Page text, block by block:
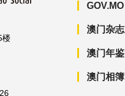
楼
GOV.MO
澳门杂志
澳门年鉴
澳门相簿